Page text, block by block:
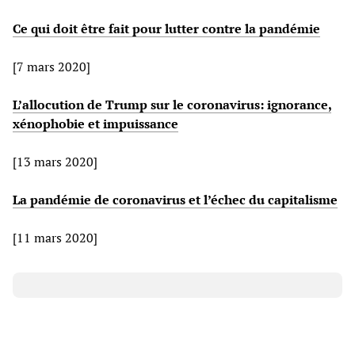
Ce qui doit être fait pour lutter contre la pandémie
[7 mars 2020]
L’allocution de Trump sur le coronavirus: ignorance,
xénophobie et impuissance
[13 mars 2020]
La pandémie de coronavirus et l’échec du capitalisme
[11 mars 2020]